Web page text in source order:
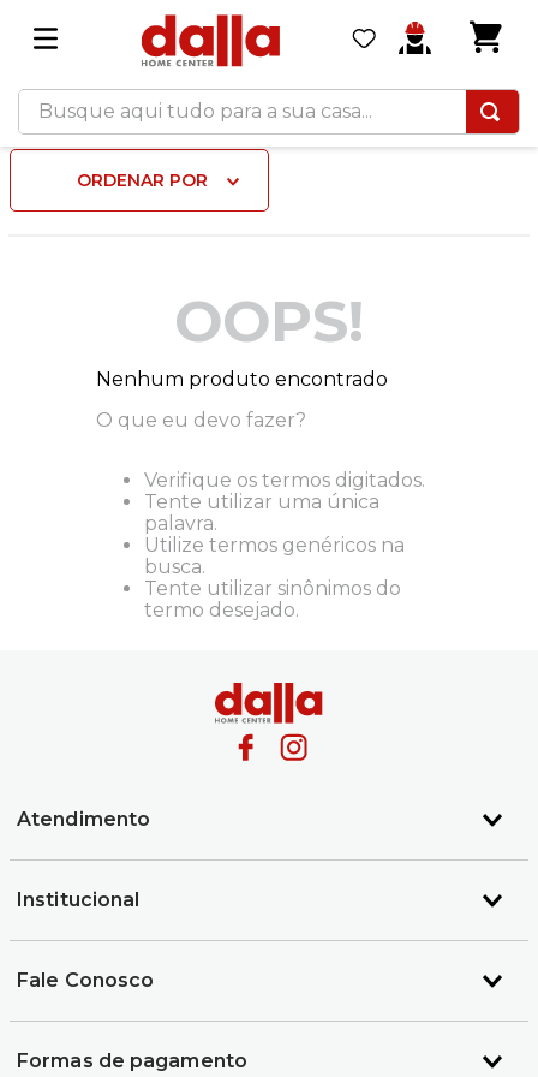
Busque aqui tudo para a sua casa...
ORDENAR POR
OOPS!
Nenhum produto encontrado
O que eu devo fazer?
Verifique os termos digitados.
Tente utilizar uma única
palavra.
Utilize termos genéricos na
busca.
Tente utilizar sinônimos do
termo desejado.
Atendimento
Institucional
Fale Conosco
Formas de pagamento